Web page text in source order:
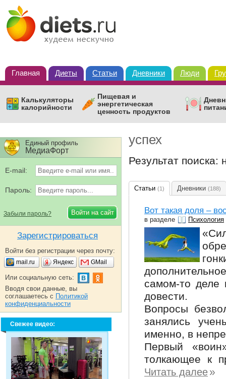
Главная Диеты Статьи Дневники Люди
Калькуляторы
калорийности
Пищевая и
энергетическая
ценность продуктов
успех
Результат
Статьи (1) Дневники (188)
Вот такая доля –
в разделе Психология
самом-то деле
довести.
Вопросы
занялись
именно, в
Первый
толкающее к
Читать далее»
Единый профиль
МедиаФорт
E-mail:
Пароль:
Забыли пароль?
Зарегистрироваться
Войти без регистрации через почту:
mail.ru Яндекс GMail
Или социальную сеть:
Вводя свои данные, вы
соглашаетесь с Политикой
конфиденциальности
Свежее видео: